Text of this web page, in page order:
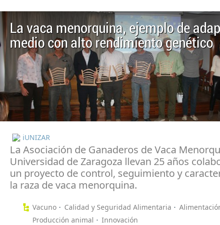
La vaca menorquina, ejemplo de
medio con alto rendimiento genético
iUNIZAR
La Asociación de Ganaderos de Vaca
Universidad de Zaragoza llevan 25 años
un proyecto de control, seguimiento y
la raza de vaca menorquina.
Vacuno Calidad y Seguridad Alimentaria
Producción animal
Innovación